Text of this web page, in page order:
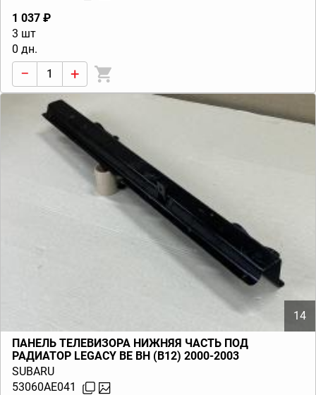
1 037 ₽
3 шт
0 дн.
− +
14
ПАНЕЛЬ ТЕЛЕВИЗОРА НИЖНЯЯ ЧАСТЬ ПОД
РАДИАТОР LEGACY BE BH (B12) 2000-2003
SUBARU
53060AE041